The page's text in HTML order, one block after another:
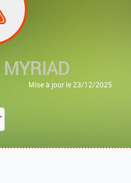
MYRIAD
Mise à jour le 23/12/2025